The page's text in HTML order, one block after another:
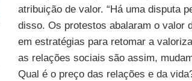
atribuição de valor. “Há uma disputa
disso. Os protestos abalaram o valor
em estratégias para retomar a
as relações sociais são assim,
Qual é o preço das relações e da